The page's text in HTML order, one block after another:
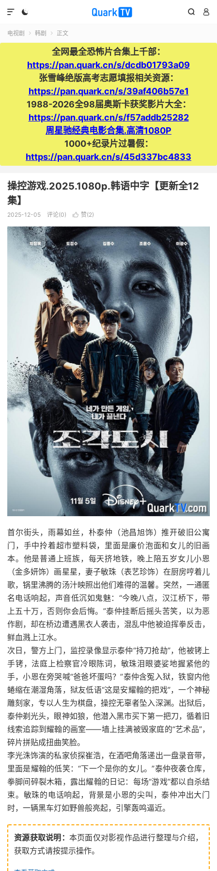
  

电视剧  韩剧  正文
全网最全恐怖片合集上千部：
https://pan.quark.cn/s/dcdb01793a09
张雪峰绝版高考志愿填报相关资源：
https://pan.quark.cn/s/39af406b57e1
1988-2026全98届奥斯卡获奖影片大全：
https://pan.quark.cn/s/f57addb25282
周星驰经典电影合集.高清1080P
1000+纪录片过暑假：
https://pan.quark.cn/s/45d337bc4833
操控游戏.2025.1080p.韩语中字【更新全12
集】
2025-12-05 评论(0)  赞(2)
首尔街头，雨幕如丝，朴泰仲（池昌旭饰）推开破旧公寓
门，手中拎着超市塑料袋，里面是廉价泡面和女儿的旧画
本。他是普通上班族，每天挤地铁，晚上陪五岁女儿小恩
（金多妍饰）画星星，妻子敏珠（表艺珍饰）在厨房哼着儿
歌，锅里沸腾的汤汁映照出他们难得的温馨。突然，一通匿
名电话响起，声音低沉如鬼魅：“今晚八点，汉江桥下，带
上五十万，否则你会后悔。”泰仲挂断后摇头苦笑，以为恶
作剧，却在桥边遭遇黑衣人袭击，混乱中他被迫挥拳反击，
鲜血溅上江水。
次日，警方上门，监控录像显示泰仲“持刀抢劫”，他被铐上
手铐，法庭上检察官冷眼陈词，敏珠泪眼婆娑地握紧他的
手，小恩在旁哭喊“爸爸坏蛋吗？”泰仲含冤入狱，铁窗内他
蜷缩在潮湿角落，狱友低语“这是安耀翰的把戏”，一个神秘
雕刻家，专以人生为棋盘，操控无辜者坠入深渊。出狱后，
泰仲剃光头，眼神如狼，他潜入黑市买下第一把刀，循着旧
线索追踪到耀翰的画室——墙上挂满被毁家庭的“艺术品”，
碎片拼贴成扭曲笑脸。
李光洙饰演的私家侦探崔浩，在酒吧角落递出一盘录音带，
里面是耀翰的低笑：“下一个是你的女儿。”泰仲夜袭仓库，
拳脚间碎裂木箱，露出耀翰的日记：每场“游戏”都以自杀结
束。敏珠的电话响起，背景是小恩的尖叫，泰仲冲出大门
时，一辆黑车灯如野兽般亮起，引擎轰鸣逼近。
资源获取说明： 本页面仅对影视作品进行整理与介绍，
获取方式请按提示操作。